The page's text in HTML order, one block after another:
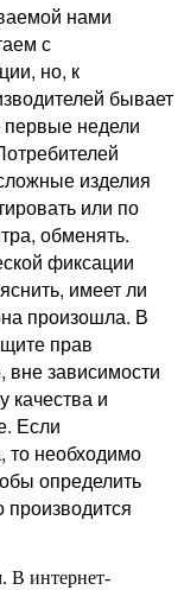
нами
с
но, к
бывает
первые недели
изделия
или по
обменять.
фиксации
имеет ли
произошла. В
прав
вне зависимости
качества и
Если
то необходимо
определить
производится
В интернет-